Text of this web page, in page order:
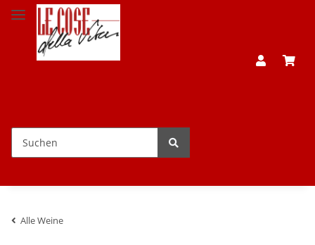
Alle Weine